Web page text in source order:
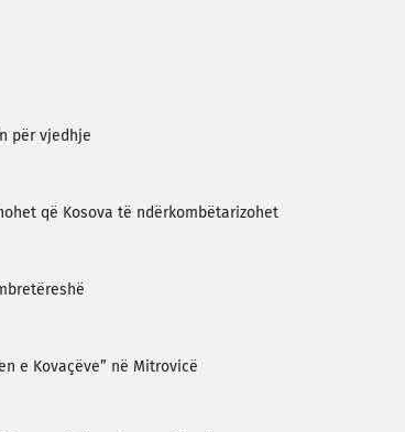
për vjedhje
që Kosova të ndërkombëtarizohet
e Kovaçëve” në Mitrovicë